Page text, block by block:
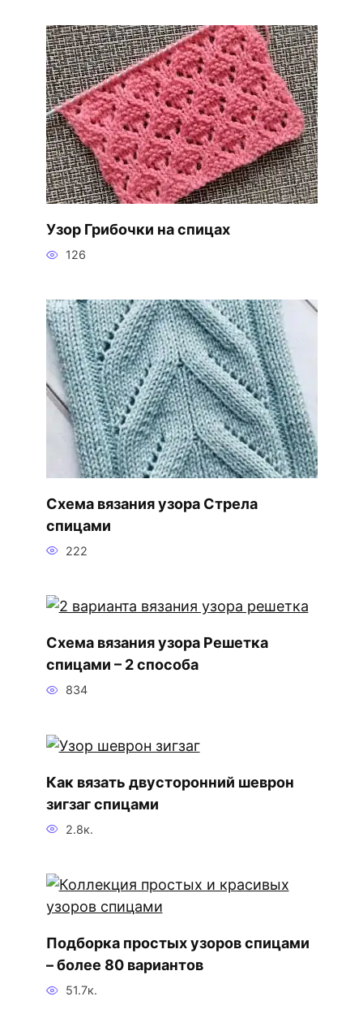
Узор Грибочки на спицах
126
Схема вязания узора Стрела
спицами
222
Схема вязания узора Решетка
спицами – 2 способа
834
Как вязать двусторонний шеврон
зигзаг спицами
2.8к.
Подборка простых узоров спицами
– более 80 вариантов
51.7к.